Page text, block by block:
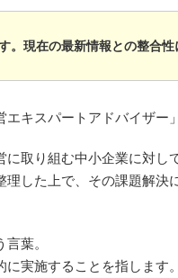
現在の最新情報との整合
キスパートアドバイザー
取り組む中小企業に対し
した上で、その課題解
葉。
実施することを指します。